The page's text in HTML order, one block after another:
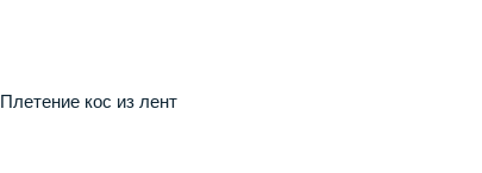
Плетение кос из лент